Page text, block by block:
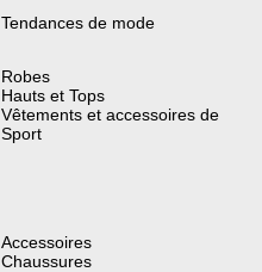
Tendances de mode
Robes
Hauts et Tops
Vêtements et accessoires de
Sport
Accessoires
Chaussures